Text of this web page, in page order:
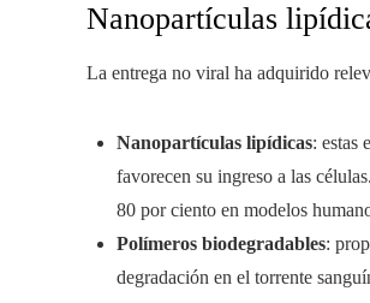
Nanopartículas
La entrega no viral ha adquirido
Nanopartículas lipídicas: estas
favorecen su ingreso a las
80 por ciento en modelos
Polímeros biodegradables:
degradación en el torrente